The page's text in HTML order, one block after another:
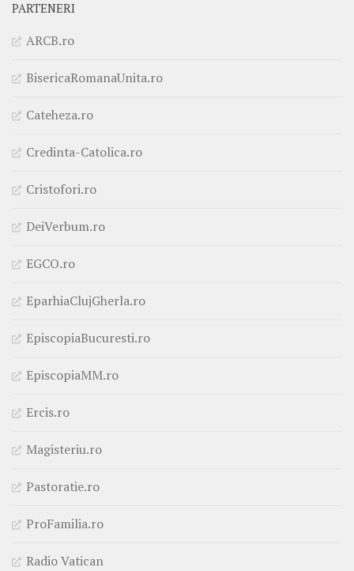
PARTENERI
ARCB.ro
BisericaRomanaUnita.ro
Cateheza.ro
Credinta-Catolica.ro
Cristofori.ro
DeiVerbum.ro
EGCO.ro
EparhiaClujGherla.ro
EpiscopiaBucuresti.ro
EpiscopiaMM.ro
Ercis.ro
Magisteriu.ro
Pastoratie.ro
ProFamilia.ro
Radio Vatican